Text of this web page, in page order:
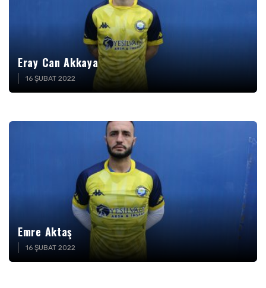
Eray Can Akkaya
16 ŞUBAT 2022
Emre Aktaş
16 ŞUBAT 2022